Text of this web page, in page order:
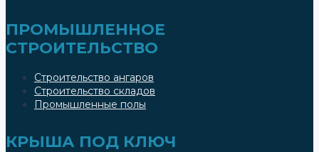
ПРОМЫШЛЕННОЕ
СТРОИТЕЛЬСТВО
Строительство ангаров
Строительство складов
Промышленные полы
КРЫША ПОД КЛЮЧ